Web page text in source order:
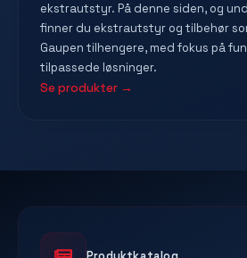
ekstrautstyr. På denne siden, og
finner du ekstrautstyr og tilbehør
Gaupen tilhengere, med fokus på
tilpassede løsninger.
Se produkter →